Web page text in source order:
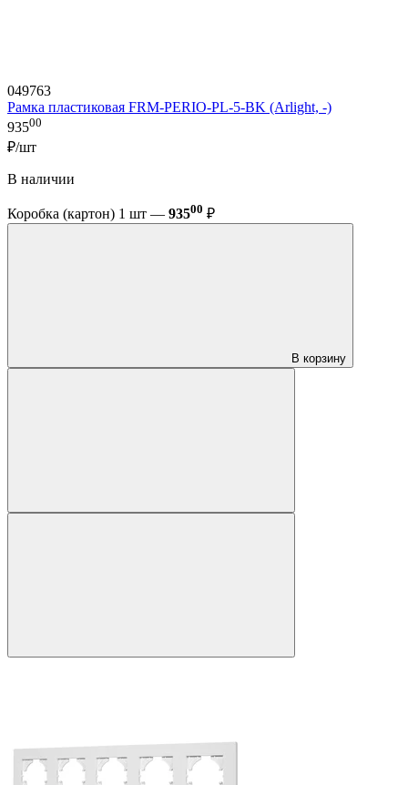
049763
Рамка пластиковая FRM-PERIO-PL-5-BK (Arlight, -)
93500
₽/шт
В наличии
Коробка (картон) 1 шт — 93500 ₽
В корзину